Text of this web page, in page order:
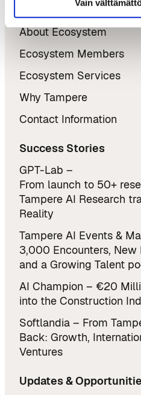
Vain
Tampere AI
About Ecosystem
Ecosystem Members
Ecosystem Services
Why Tampere
Contact Information
Success Stories
GPT-Lab –
From launch to 50+
Tampere AI Research
Reality
Tampere AI Events &
3,000 Encounters, New
and a Growing Talent
AI Champion – €20
into the Construction
Softlandia – From
Back: Growth,
Ventures
Updates &